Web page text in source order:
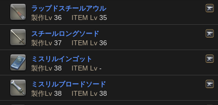
ラップドスチールアウル
製作Lv 36 ITEM Lv 35
スチールロングソード
製作Lv 37 ITEM Lv 36
ミスリルインゴット
製作Lv 38 ITEM Lv -
ミスリルブロードソード
製作Lv 38 ITEM Lv 38